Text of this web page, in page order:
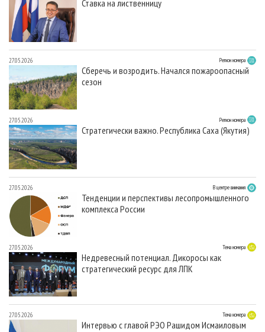
Ставка на лиственницу
27.05.2026 Регион номера
Сберечь и возродить. Начался пожароопасный
сезон
27.05.2026 Регион номера
Стратегически важно. Республика Саха (Якутия)
27.05.2026 В центре внимания
Тенденции и перспективы лесопромышленного
комплекса России
27.05.2026 Тема номера
Недревесный потенциал. Дикоросы как
стратегический ресурс для ЛПК
27.05.2026 Тема номера
Интервью с главой РЭО Рашидом Исмаиловым